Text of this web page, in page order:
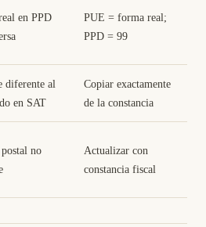
en PPD
PUE = forma real;
PPD = 99
diferente al
en SAT
Copiar exactamente
de la constancia
no
Actualizar con
constancia fiscal